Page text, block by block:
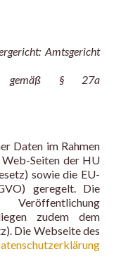
Amtsgericht
gemäß § 27a
Daten im Rahmen
Seiten der HU
sowie die EU-
geregelt. Die
zudem dem
Die Webseite des